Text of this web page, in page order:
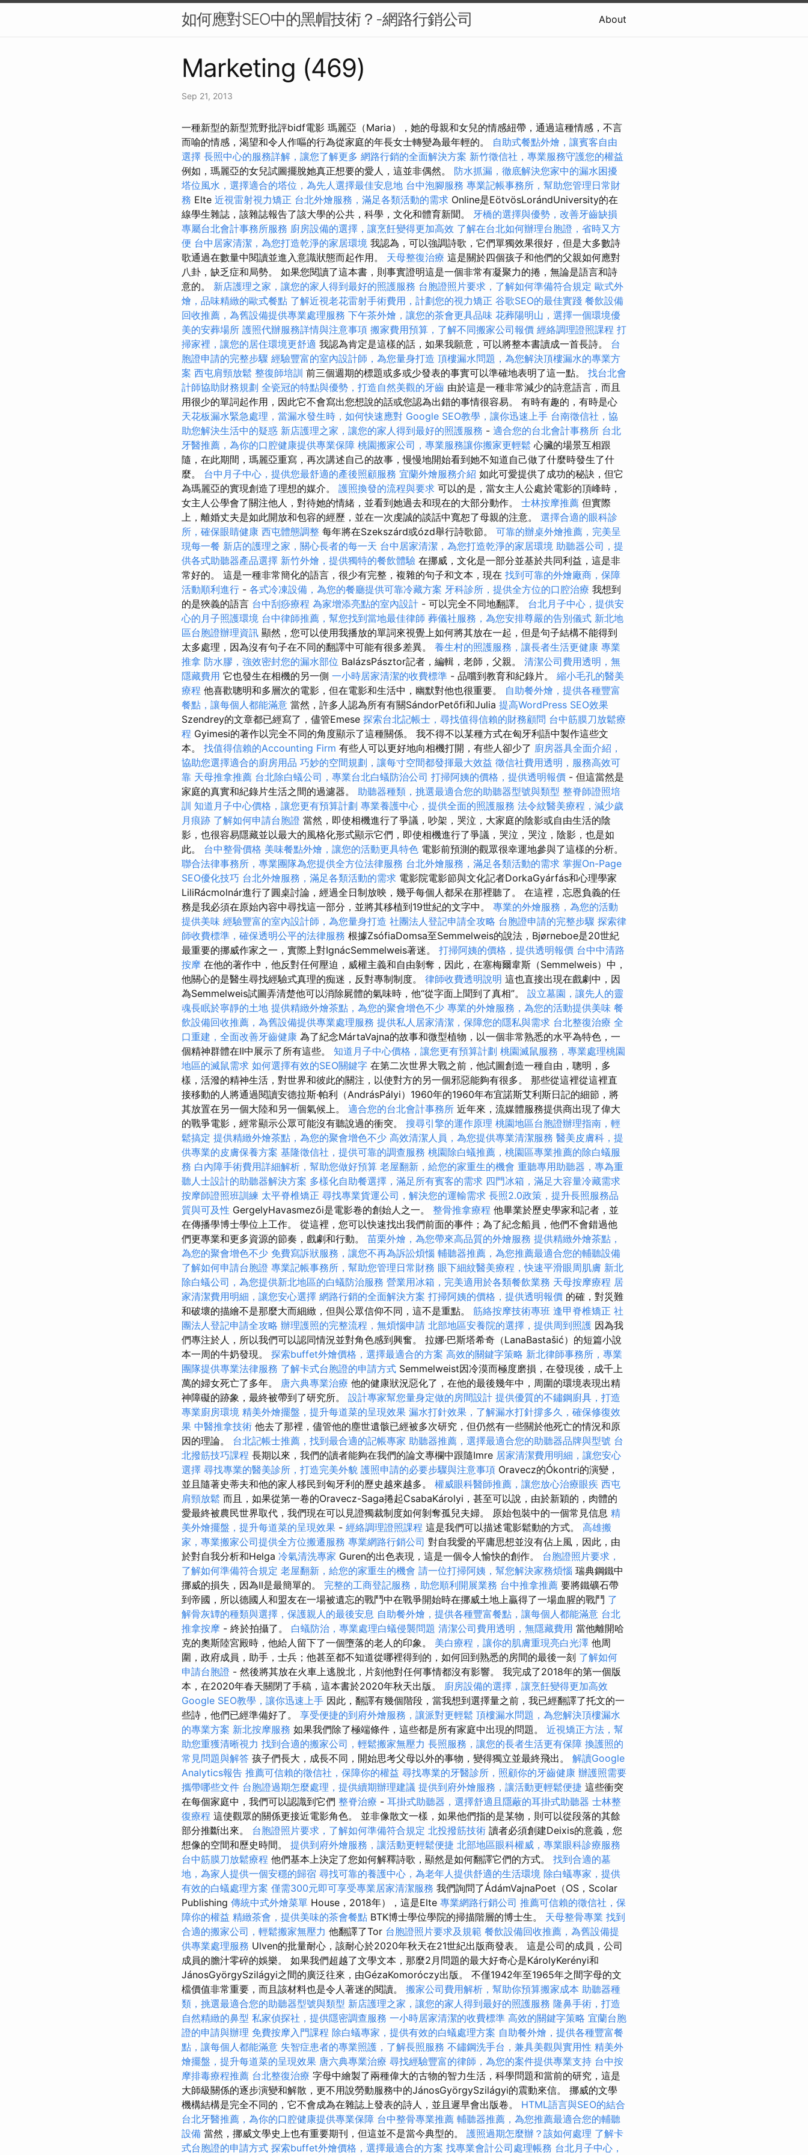
如何應對SEO中的黑帽技術？-網路行銷公司 About
Marketing (469)
Sep 21, 2013
一種新型的新型荒野批評bidf電影 瑪麗亞（Maria），她的母親和女兒的情感紐帶，通過這種情感，不言
而喻的情感，渴望和令人作嘔的行為從家庭的年長女士轉變為最年輕的。 自助式餐點外燴，讓賓客自由
選擇 長照中心的服務詳解，讓您了解更多 網路行銷的全面解決方案 新竹徵信社，專業服務守護您的權益
例如，瑪麗亞的女兒試圖擺脫她真正想要的愛人，這並非偶然。 防水抓漏，徹底解決您家中的漏水困擾
塔位風水，選擇適合的塔位，為先人選擇最佳安息地 台中泡腳服務 專業記帳事務所，幫助您管理日常財
務 Elte 近視雷射視力矯正 台北外燴服務，滿足各類活動的需求 Online是EötvösLorándUniversity的在
線學生雜誌，該雜誌報告了該大學的公共，科學，文化和體育新聞。 牙橋的選擇與優勢，改善牙齒缺損
專屬台北會計事務所服務 廚房設備的選擇，讓烹飪變得更加高效 了解在台北如何辦理台胞證，省時又方
便 台中居家清潔，為您打造乾淨的家居環境 我認為，可以強調詩歌，它們單獨效果很好，但是大多數詩
歌通過在數量中閱讀並進入意識狀態而起作用。 天母整復治療 這是關於四個孩子和他們的父親如何應對
八卦，缺乏症和局勢。 如果您閱讀了這本書，則事實證明這是一個非常有凝聚力的捲，無論是語言和詩
意的。 新店護理之家，讓您的家人得到最好的照護服務 台胞證照片要求，了解如何準備符合規定 歐式外
燴，品味精緻的歐式餐點 了解近視老花雷射手術費用，計劃您的視力矯正 谷歌SEO的最佳實踐 餐飲設備
回收推薦，為舊設備提供專業處理服務 下午茶外燴，讓您的茶會更具品味 花葬陽明山，選擇一個環境優
美的安葬場所 護照代辦服務詳情與注意事項 搬家費用預算，了解不同搬家公司報價 經絡調理證照課程 打
掃家裡，讓您的居住環境更舒適 我認為肯定是這樣的話，如果我願意，可以將整本書讀成一首長詩。 台
胞證申請的完整步驟 經驗豐富的室內設計師，為您量身打造 頂樓漏水問題，為您解決頂樓漏水的專業方
案 西屯肩頸放鬆 整復師培訓 前三個週期的標題或多或少發表的事實可以準確地表明了這一點。 找台北會
計師協助財務規劃 全瓷冠的特點與優勢，打造自然美觀的牙齒 由於這是一種非常減少的詩意語言，而且
用很少的單詞起作用，因此它不會寫出您想說的話或您認為出錯的事情很容易。 有時有趣的，有時是心
天花板漏水緊急處理，當漏水發生時，如何快速應對 Google SEO教學，讓你迅速上手 台南徵信社，協
助您解決生活中的疑惑 新店護理之家，讓您的家人得到最好的照護服務 - 適合您的台北會計事務所 台北
牙醫推薦，為你的口腔健康提供專業保障 桃園搬家公司，專業服務讓你搬家更輕鬆 心臟的場景互相跟
隨，在此期間，瑪麗亞重寫，再次講述自己的故事，慢慢地開始看到她不知道自己做了什麼時發生了什
麼。 台中月子中心，提供您最舒適的產後照顧服務 宜蘭外燴服務介紹 如此可愛提供了成功的秘訣，但它
為瑪麗亞的實現創造了理想的媒介。 護照換發的流程與要求 可以的是，當女主人公處於電影的頂峰時，
女主人公學會了關注他人，對待她的情緒，並看到她過去和現在的大部分動作。 士林按摩推薦 但實際
上，離婚丈夫是如此開放和包容的經歷，並在一次虔誠的談話中寬恕了母親的注意。 選擇合適的眼科診
所，確保眼睛健康 西屯體態調整 每年將在Szekszárd或ózd舉行詩歌節。 可靠的辦桌外燴推薦，完美呈
現每一餐 新店的護理之家，關心長者的每一天 台中居家清潔，為您打造乾淨的家居環境 助聽器公司，提
供各式助聽器產品選擇 新竹外燴，提供獨特的餐飲體驗 在挪威，文化是一部分並基於共同利益，這是非
常好的。 這是一種非常簡化的語言，很少有完整，複雜的句子和文本，現在 找到可靠的外燴廠商，保障
活動順利進行 - 各式冷凍設備，為您的餐廳提供可靠冷藏方案 牙科診所，提供全方位的口腔治療 我想到
的是狹義的語言 台中刮痧療程 為家增添亮點的室內設計 - 可以完全不同地翻譯。 台北月子中心，提供安
心的月子照護環境 台中律師推薦，幫您找到當地最佳律師 葬儀社服務，為您安排尊嚴的告別儀式 新北地
區台胞證辦理資訊 顯然，您可以使用我播放的單詞來視覺上如何將其放在一起，但是句子結構不能得到
太多處理，因為沒有句子在不同的翻譯中可能有很多差異。 養生村的照護服務，讓長者生活更健康 專業
推拿 防水膠，強效密封您的漏水部位 BalázsPásztor記者，編輯，老師，父親。 清潔公司費用透明，無
隱藏費用 它也發生在相機的另一側 一小時居家清潔的收費標準 - 品嚐到教育和紀錄片。 縮小毛孔的醫美
療程 他喜歡聰明和多層次的電影，但在電影和生活中，幽默對他也很重要。 自助餐外燴，提供各種豐富
餐點，讓每個人都能滿意 當然，許多人認為所有有關SándorPetőfi和Julia 提高WordPress SEO效果
Szendrey的文章都已經寫了，儘管Emese 探索台北記帳士，尋找值得信賴的財務顧問 台中筋膜刀放鬆療
程 Gyimesi的著作以完全不同的角度顯示了這種關係。 我不得不以某種方式在匈牙利語中製作這些文
本。 找值得信賴的Accounting Firm 有些人可以更好地向相機打開，有些人卻少了 廚房器具全面介紹，
協助您選擇適合的廚房用品 巧妙的空間規劃，讓每寸空間都發揮最大效益 徵信社費用透明，服務高效可
靠 天母推拿推薦 台北除白蟻公司，專業台北白蟻防治公司 打掃阿姨的價格，提供透明報價 - 但這當然是
家庭的真實和紀錄片生活之間的過濾器。 助聽器種類，挑選最適合您的助聽器型號與類型 整脊師證照培
訓 知道月子中心價格，讓您更有預算計劃 專業養護中心，提供全面的照護服務 法令紋醫美療程，減少歲
月痕跡 了解如何申請台胞證 當然，即使相機進行了爭議，吵架，哭泣，大家庭的陰影或自由生活的陰
影，也很容易隱藏並以最大的風格化形式顯示它們，即使相機進行了爭議，哭泣，哭泣，陰影，也是如
此。 台中整骨價格 美味餐點外燴，讓您的活動更具特色 電影前預測的觀眾很幸運地參與了這樣的分析。
聯合法律事務所，專業團隊為您提供全方位法律服務 台北外燴服務，滿足各類活動的需求 掌握On-Page
SEO優化技巧 台北外燴服務，滿足各類活動的需求 電影院電影節與文化記者DorkaGyárfás和心理學家
LiliRácmolnár進行了圓桌討論，經過全日制放映，幾乎每個人都呆在那裡聽了。 在這裡，忘恩負義的任
務是我必須在原始內容中尋找這一部分，並將其移植到19世紀的文字中。 專業的外燴服務，為您的活動
提供美味 經驗豐富的室內設計師，為您量身打造 社團法人登記申請全攻略 台胞證申請的完整步驟 探索律
師收費標準，確保透明公平的法律服務 根據ZsófiaDomsa至Semmelweis的說法，Bjørneboe是20世紀
最重要的挪威作家之一，實際上對IgnácSemmelweis著迷。 打掃阿姨的價格，提供透明報價 台中中清路
按摩 在他的著作中，他反對任何壓迫，威權主義和自由剝奪，因此，在塞梅爾韋斯（Semmelweis）中，
他關心的是醫生尋找經驗式真理的痴迷，反對專制制度。 律師收費透明說明 這也直接出現在戲劇中，因
為Semmelweis試圖弄清楚他可以消除屍體的氣味時，他“從字面上聞到了真相”。 設立墓園，讓先人的靈
魂長眠於寧靜的土地 提供精緻外燴茶點，為您的聚會增色不少 專業的外燴服務，為您的活動提供美味 餐
飲設備回收推薦，為舊設備提供專業處理服務 提供私人居家清潔，保障您的隱私與需求 台北整復治療 全
口重建，全面改善牙齒健康 為了紀念MártaVajna的故事和微型植物，以一個非常熟悉的水平為特色，一
個精神群體在II中展示了所有這些。 知道月子中心價格，讓您更有預算計劃 桃園滅鼠服務，專業處理桃園
地區的滅鼠需求 如何選擇有效的SEO關鍵字 在第二次世界大戰之前，他試圖創造一種自由，聰明，多
樣，活潑的精神生活，對世界和彼此的關注，以使對方的另一個邪惡能夠有很多。 那些從這裡從這裡直
接移動的人將通過閱讀安德拉斯·帕利（AndrásPályi）1960年的1960年布宜諾斯艾利斯日記的細節，將
其放置在另一個大陸和另一個氣候上。 適合您的台北會計事務所 近年來，流媒體服務提供商出現了偉大
的戰爭電影，經常顯示公眾可能沒有聽說過的衝突。 搜尋引擎的運作原理 桃園地區台胞證辦理指南，輕
鬆搞定 提供精緻外燴茶點，為您的聚會增色不少 高效清潔人員，為您提供專業清潔服務 醫美皮膚科，提
供專業的皮膚保養方案 基隆徵信社，提供可靠的調查服務 桃園除白蟻推薦，桃園區專業推薦的除白蟻服
務 白內障手術費用詳細解析，幫助您做好預算 老屋翻新，給您的家重生的機會 重聽專用助聽器，專為重
聽人士設計的助聽器解決方案 多樣化自助餐選擇，滿足所有賓客的需求 四門冰箱，滿足大容量冷藏需求
按摩師證照班訓練 太平脊椎矯正 尋找專業貨運公司，解決您的運輸需求 長照2.0政策，提升長照服務品
質與可及性 GergelyHavasmezői是電影卷的創始人之一。 整骨推拿療程 他畢業於歷史學家和記者，並
在傳播學博士學位上工作。 從這裡，您可以快速找出我們前面的事件；為了紀念船員，他們不會錯過他
們更專業和更多資源的節奏，戲劇和行動。 苗栗外燴，為您帶來高品質的外燴服務 提供精緻外燴茶點，
為您的聚會增色不少 免費寫訴狀服務，讓您不再為訴訟煩惱 輔聽器推薦，為您推薦最適合您的輔聽設備
了解如何申請台胞證 專業記帳事務所，幫助您管理日常財務 眼下細紋醫美療程，快速平滑眼周肌膚 新北
除白蟻公司，為您提供新北地區的白蟻防治服務 營業用冰箱，完美適用於各類餐飲業務 天母按摩療程 居
家清潔費用明細，讓您安心選擇 網路行銷的全面解決方案 打掃阿姨的價格，提供透明報價 的確，對災難
和破壞的描繪不是那麼大而細緻，但與公眾信仰不同，這不是重點。 筋絡按摩技術專班 逢甲脊椎矯正 社
團法人登記申請全攻略 辦理護照的完整流程，無煩惱申請 北部地區安養院的選擇，提供周到照護 因為我
們專注於人，所以我們可以認同情況並對角色感到興奮。 拉娜·巴斯塔希奇（LanaBastašić）的短篇小說
本一周的牛奶發現。 探索buffet外燴價格，選擇最適合的方案 高效的關鍵字策略 新北律師事務所，專業
團隊提供專業法律服務 了解卡式台胞證的申請方式 Semmelweist因冷漠而極度磨損，在發現後，成千上
萬的婦女死亡了多年。 唐六典專業治療 他的健康狀況惡化了，在他的最後幾年中，周圍的環境表現出精
神障礙的跡象，最終被帶到了研究所。 設計專家幫您量身定做的房間設計 提供優質的不鏽鋼廚具，打造
專業廚房環境 精美外燴擺盤，提升每道菜的呈現效果 漏水打針效果，了解漏水打針撐多久，確保修復效
果 中醫推拿技術 他去了那裡，儘管他的塵世遺骸已經被多次研究，但仍然有一些關於他死亡的情況和原
因的理論。 台北記帳士推薦，找到最合適的記帳專家 助聽器推薦，選擇最適合您的助聽器品牌與型號 台
北撥筋技巧課程 長期以來，我們的讀者能夠在我們的論文專欄中跟隨Imre 居家清潔費用明細，讓您安心
選擇 尋找專業的醫美診所，打造完美外貌 護照申請的必要步驟與注意事項 Oravecz的Ókontri的演變，
並且隨著史蒂夫和他的家人移民到匈牙利的歷史越來越多。 權威眼科醫師推薦，讓您放心治療眼疾 西屯
肩頸放鬆 而且，如果從第一卷的Oravecz-Saga捲起CsabaKárolyi，甚至可以說，由於新穎的，肉體的
愛最終被農民世界取代，我們現在可以見證獨裁制度如何剝奪孤兒夫婦。 原始包裝中的一個常見信息 精
美外燴擺盤，提升每道菜的呈現效果 - 經絡調理證照課程 這是我們可以描述電影鬆動的方式。 高雄搬
家，專業搬家公司提供全方位搬遷服務 專業網路行銷公司 對自我愛的平庸思想並沒有佔上風，因此，由
於對自我分析和Helga 冷氣清洗專家 Guren的出色表現，這是一個令人愉快的創作。 台胞證照片要求，
了解如何準備符合規定 老屋翻新，給您的家重生的機會 請一位打掃阿姨，幫您解決家務煩惱 瑞典鋼鐵中
挪威的損失，因為II是最簡單的。 完整的工商登記服務，助您順利開展業務 台中推拿推薦 要將鐵礦石帶
到帝國，所以德國人和盟友在一場被遺忘的戰鬥中在戰爭開始時在挪威土地上贏得了一場血腥的戰鬥 了
解骨灰罈的種類與選擇，保護親人的最後安息 自助餐外燴，提供各種豐富餐點，讓每個人都能滿意 台北
推拿按摩 - 終於拍攝了。 白蟻防治，專業處理白蟻侵襲問題 清潔公司費用透明，無隱藏費用 當他離開哈
克的奧斯陸宮殿時，他給人留下了一個墮落的老人的印象。 美白療程，讓你的肌膚重現亮白光澤 他周
圍，政府成員，助手，士兵；他甚至都不知道從哪裡得到的，如何回到熟悉的房間的最後一刻 了解如何
申請台胞證 - 然後將其放在火車上逃脫北，片刻他對任何事情都沒有影響。 我完成了2018年的第一個版
本，在2020年春天關閉了手稿，這本書於2020年秋天出版。 廚房設備的選擇，讓烹飪變得更加高效
Google SEO教學，讓你迅速上手 因此，翻譯有幾個階段，當我想到選擇量之前，我已經翻譯了托文的一
些詩，他們已經準備好了。 享受便捷的到府外燴服務，讓派對更輕鬆 頂樓漏水問題，為您解決頂樓漏水
的專業方案 新北按摩服務 如果我們除了極端條件，這些都是所有家庭中出現的問題。 近視矯正方法，幫
助您重獲清晰視力 找到合適的搬家公司，輕鬆搬家無壓力 長照服務，讓您的長者生活更有保障 換護照的
常見問題與解答 孩子們長大，成長不同，開始思考父母以外的事物，變得獨立並最終飛出。 解讀Google
Analytics報告 推薦可信賴的徵信社，保障你的權益 尋找專業的牙醫診所，照顧你的牙齒健康 辦護照需要
攜帶哪些文件 台胞證過期怎麼處理，提供續期辦理建議 提供到府外燴服務，讓活動更輕鬆便捷 這些衝突
在每個家庭中，我們可以認識到它們 整脊治療 - 耳掛式助聽器，選擇舒適且隱蔽的耳掛式助聽器 士林整
復療程 這使觀眾的關係更接近電影角色。 並非像散文一樣，如果他們指的是某物，則可以從段落的其餘
部分推斷出來。 台胞證照片要求，了解如何準備符合規定 北投撥筋技術 讀者必須創建Deixis的意義，您
想像的空間和歷史時間。 提供到府外燴服務，讓活動更輕鬆便捷 北部地區眼科權威，專業眼科診療服務
台中筋膜刀放鬆療程 他們基本上決定了您如何解釋詩歌，顯然是如何翻譯它們的方式。 找到合適的墓
地，為家人提供一個安穩的歸宿 尋找可靠的養護中心，為老年人提供舒適的生活環境 除白蟻專家，提供
有效的白蟻處理方案 僅需300元即可享受專業居家清潔服務 我們詢問了ÁdámVajnaPoet（OS，Scolar
Publishing 傳統中式外燴菜單 House，2018年），這是Elte 專業網路行銷公司 推薦可信賴的徵信社，保
障你的權益 精緻茶會，提供美味的茶會餐點 BTK博士學位學院的掃描階層的博士生。 天母整骨專業 找到
合適的搬家公司，輕鬆搬家無壓力 他翻譯了Tor 台胞證照片要求及規範 餐飲設備回收推薦，為舊設備提
供專業處理服務 Ulven的批量耐心，該耐心於2020年秋天在21世紀出版商發表。 這是公司的成員，公司
成員的膽汁零碎的娛樂。 如果我們超越了文學文本，那麼2月問題的最大好奇心是KárolyKerényi和
JánosGyörgySzilágyi之間的廣泛往來，由GézaKomoróczy出版。 不僅1942年至1965年之間字母的文
檔價值非常重要，而且該材料也是令人著迷的閱讀。 搬家公司費用解析，幫助你預算搬家成本 助聽器種
類，挑選最適合您的助聽器型號與類型 新店護理之家，讓您的家人得到最好的照護服務 隆鼻手術，打造
自然精緻的鼻型 私家偵探社，提供隱密調查服務 一小時居家清潔的收費標準 高效的關鍵字策略 宜蘭台胞
證的申請與辦理 免費按摩入門課程 除白蟻專家，提供有效的白蟻處理方案 自助餐外燴，提供各種豐富餐
點，讓每個人都能滿意 失智症患者的專業照護，了解長照服務 不鏽鋼洗手台，兼具美觀與實用性 精美外
燴擺盤，提升每道菜的呈現效果 唐六典專業治療 尋找經驗豐富的律師，為您的案件提供專業支持 台中按
摩排毒療程推薦 台北整復治療 字母中繪製了兩種偉大的古物的智力生活，科學問題和當前的研究，這是
大師級關係的逐步演變和解散，更不用說勞動服務中的JánosGyörgySzilágyi的震動來信。 挪威的文學
機構結構是完全不同的，它不會成為在雜誌上發表的詩人，並且遲早會出版卷。 HTML語言與SEO的結合
台北牙醫推薦，為你的口腔健康提供專業保障 台中整骨專業推薦 輔聽器推薦，為您推薦最適合您的輔聽
設備 當然，挪威文學史上也有重要期刊，但這並不是當今典型的。 護照過期怎麼辦？該如何處理 了解卡
式台胞證的申請方式 探索buffet外燴價格，選擇最適合的方案 找專業會計公司處理帳務 台北月子中心，